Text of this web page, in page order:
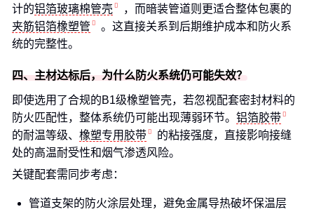
计的铝箔玻璃棉管壳
，而暗装管道则更适合整体包裹的
夹筋铝箔橡塑管
。这直接关系到后期维护成本和防火系
统的完整性。
四、主材达标后，为什么防火系统仍可能失效？
即使选用了合规的B1级橡塑管壳，若忽视配套密封材料的
防火匹配性，整体系统仍可能出现薄弱环节。 铝箔胶带
的耐温等级、 橡塑专用胶带
的粘接强度，直接影响接缝
处的高温耐受性和烟气渗透风险。
关键配套需同步考虑：
管道支架的防火涂层处理，避免金属导热破坏保温层